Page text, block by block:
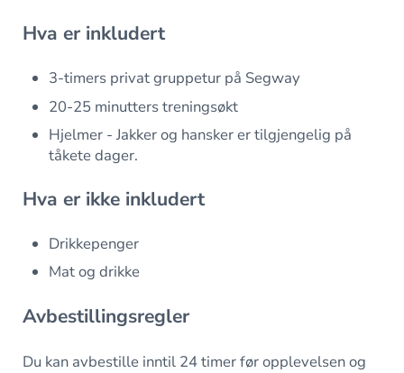
Hva er inkludert
3-timers privat gruppetur på Segway
20-25 minutters treningsøkt
Hjelmer - Jakker og hansker er tilgjengelig på
tåkete dager.
Hva er ikke inkludert
Drikkepenger
Mat og drikke
Avbestillingsregler
Du kan avbestille inntil 24 timer før opplevelsen og